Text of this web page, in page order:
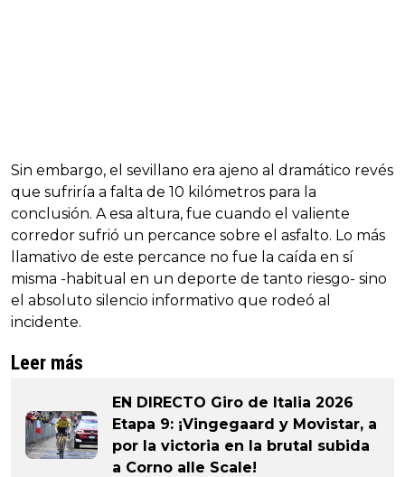
Sin embargo, el sevillano era ajeno al dramático revés
que sufriría a falta de 10 kilómetros para la
conclusión. A esa altura, fue cuando el valiente
corredor sufrió un percance sobre el asfalto. Lo más
llamativo de este percance no fue la caída en sí
misma -habitual en un deporte de tanto riesgo- sino
el absoluto silencio informativo que rodeó al
incidente.
Leer más
EN DIRECTO Giro de Italia 2026
Etapa 9: ¡Vingegaard y Movistar, a
por la victoria en la brutal subida
a Corno alle Scale!